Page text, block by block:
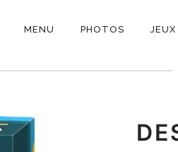
MENU PHOTOS JEUX